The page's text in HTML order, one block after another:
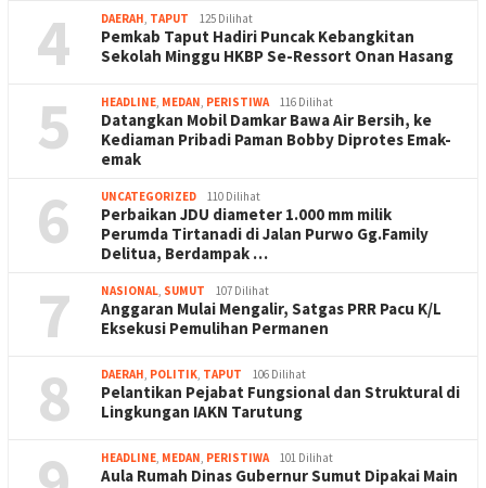
4 DAERAH, TAPUT 125 Dilihat
Pemkab Taput Hadiri Puncak Kebangkitan
Sekolah Minggu HKBP Se-Ressort Onan Hasang
5 HEADLINE, MEDAN, PERISTIWA 116 Dilihat
Datangkan Mobil Damkar Bawa Air Bersih, ke
Kediaman Pribadi Paman Bobby Diprotes Emak-
emak
6 UNCATEGORIZED 110 Dilihat
Perbaikan JDU diameter 1.000 mm milik
Perumda Tirtanadi di Jalan Purwo Gg.Family
Delitua, Berdampak …
7 NASIONAL, SUMUT 107 Dilihat
Anggaran Mulai Mengalir, Satgas PRR Pacu K/L
Eksekusi Pemulihan Permanen
8 DAERAH, POLITIK, TAPUT 106 Dilihat
Pelantikan Pejabat Fungsional dan Struktural di
Lingkungan IAKN Tarutung
HEADLINE, MEDAN, PERISTIWA 101 Dilihat
Aula Rumah Dinas Gubernur Sumut Dipakai Main